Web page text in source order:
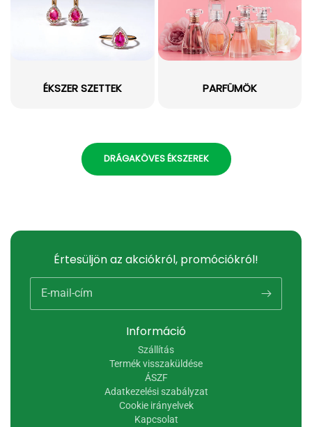
ÉKSZER SZETTEK PARFÜMÖK
DRÁGAKÖVES ÉKSZEREK
Információ
Szállítás
Termék visszaküldése
ÁSZF
Adatkezelési szabályzat
Cookie irányelvek
Kapcsolat
Értesüljön az akciókról, promóciókról!
E-mail-cím